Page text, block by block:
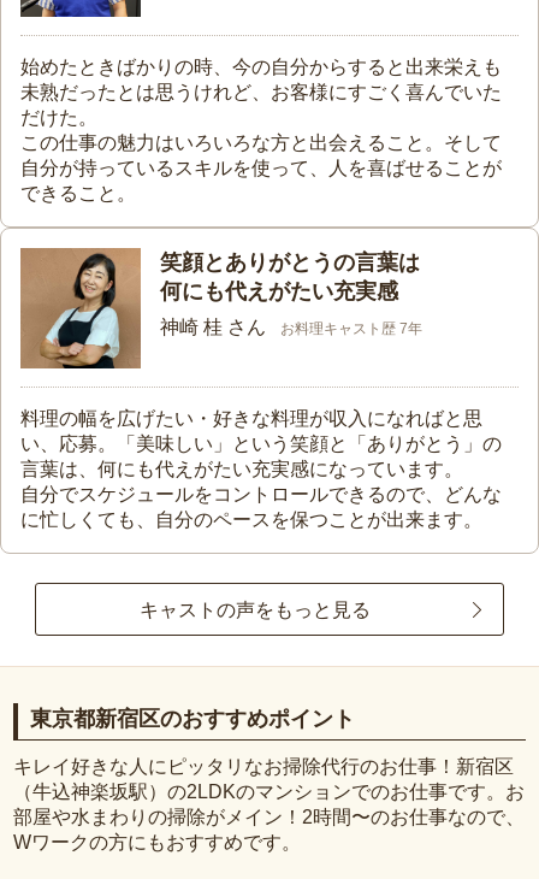
始めたときばかりの時、今の自分からすると出来栄えも
未熟だったとは思うけれど、お客様にすごく喜んでいた
だけた。
この仕事の魅力はいろいろな方と出会えること。そして
自分が持っているスキルを使って、人を喜ばせることが
できること。
笑顔とありがとうの言葉は
何にも代えがたい充実感
神崎 桂 さん お料理キャスト歴 7年
料理の幅を広げたい・好きな料理が収入になればと思
い、応募。「美味しい」という笑顔と「ありがとう」の
言葉は、何にも代えがたい充実感になっています。
自分でスケジュールをコントロールできるので、どんな
に忙しくても、自分のペースを保つことが出来ます。
キャストの声をもっと見る
東京都新宿区のおすすめポイント
キレイ好きな人にピッタリなお掃除代行のお仕事！新宿区
（牛込神楽坂駅）の2LDKのマンションでのお仕事です。お
部屋や水まわりの掃除がメイン！2時間〜のお仕事なので、
Wワークの方にもおすすめです。